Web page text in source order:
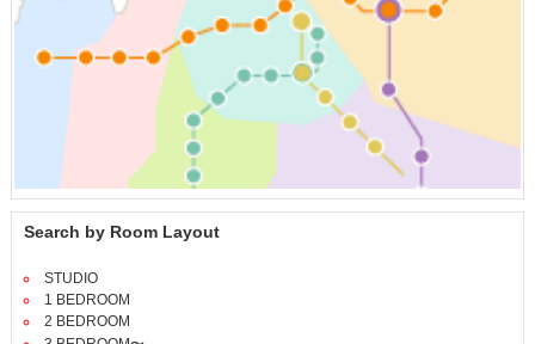
Search by Room Layout
STUDIO
1 BEDROOM
2 BEDROOM